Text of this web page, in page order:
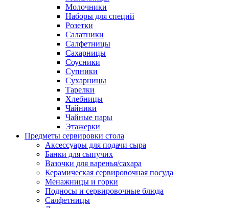
Молочники
Наборы для специй
Розетки
Салатники
Салфетницы
Сахарницы
Соусники
Супники
Сухарницы
Тарелки
Хлебницы
Чайники
Чайные пары
Этажерки
Предметы сервировки стола
Аксессуары для подачи сыра
Банки для сыпучих
Вазочки для варенья/сахара
Керамическая сервировочная посуда
Менажницы и горки
Подносы и сервировочные блюда
Салфетницы